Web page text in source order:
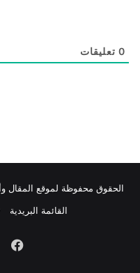
0 تعليقات
الحقوق محفوظة لموقع المقال
القائمة البريدية